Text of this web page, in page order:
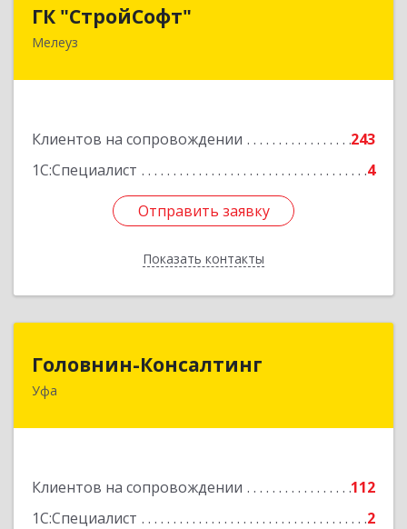
ГК "СтройСофт"
Мелеуз
Клиентов на сопровождении
243
1С:Специалист
4
Отправить заявку
Показать контакты
453852, Башкортостан Респ, Мелеуз г, Ленина
Отправить заявку
Назад
Головнин-Консалтинг
Уфа
Клиентов на сопровождении
112
1С:Специалист
2
450006, Башкортостан Респ, Уфа г, Ленина ул,